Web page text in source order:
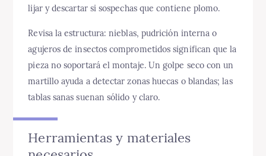
lijar y descartar si sospechas que contiene plomo.
Revisa la estructura: nieblas, pudrición interna o
agujeros de insectos comprometidos significan que la
pieza no soportará el montaje. Un golpe seco con un
martillo ayuda a detectar zonas huecas o blandas; las
tablas sanas suenan sólido y claro.
Herramientas y materiales